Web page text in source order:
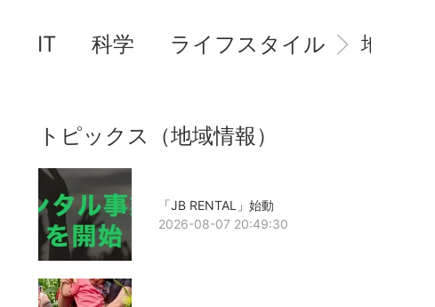
IT 科学 ライフスタイル 地域情
トピックス（地域情報）
「JB RENTAL」始動
2026-08-07 20:49:30